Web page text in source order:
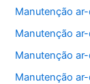
Manutenção
Manutenção
Manutenção
Manutenção